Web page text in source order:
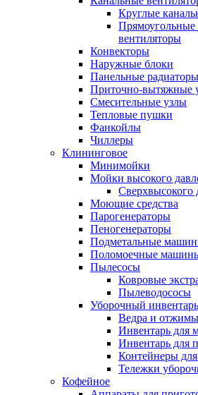
Круглые
Прямоугольные
вентиляторы
Конвекторы
Наружные блоки
Панельные
Приточно-вытяжные
Смесительные узлы
Тепловые пушки
Фанкойлы
Чиллеры
Клининговое
Минимойки
Мойки высокого
Сверхвысокого
Моющие средства
Парогенераторы
Пеногенераторы
Подметальные
Поломоечные
Пылесосы
Ковровые
Пылеводососы
Уборочный инвентарь
Ведра и отжимы
Инвентарь для
Инвентарь для
Контейнеры
Тележки
Кофейное